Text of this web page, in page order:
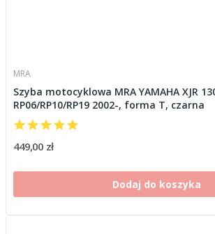
MRA
Szyba motocyklowa MRA YAMAHA XJR
RP06/RP10/RP19 2002-, forma T, czarna
449,00 zł
Dodaj do koszyka